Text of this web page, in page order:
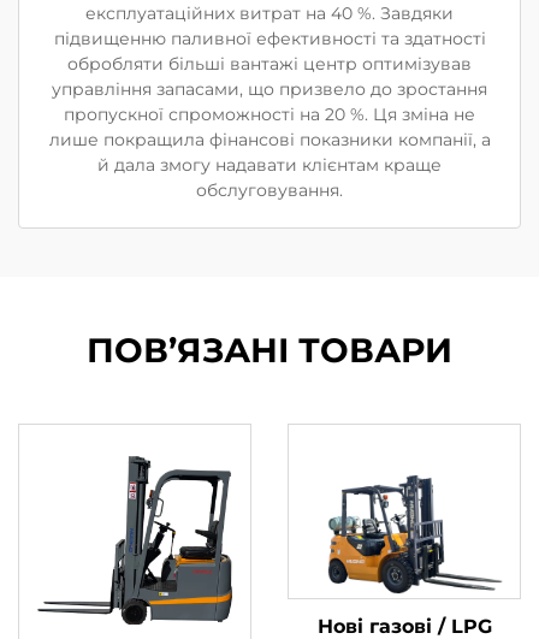
експлуатаційних витрат на 40 %. Завдяки
підвищенню паливної ефективності та здатності
обробляти більші вантажі центр оптимізував
управління запасами, що призвело до зростання
пропускної спроможності на 20 %. Ця зміна не
лише покращила фінансові показники компанії, а
й дала змогу надавати клієнтам краще
обслуговування.
ПОВ’ЯЗАНІ ТОВАРИ
Нові газові / LPG